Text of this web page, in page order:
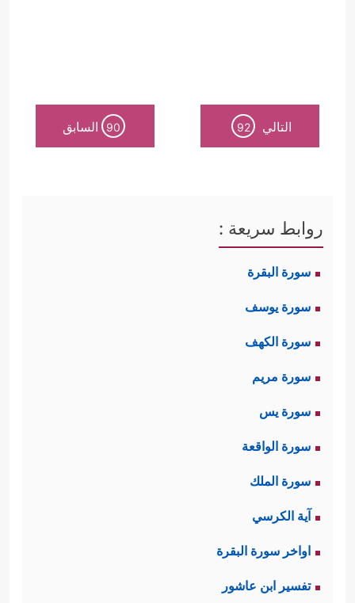
التالي 92
90 السابق
روابط سريعة :
سورة البقرة
سورة يوسف
سورة الكهف
سورة مريم
سورة يس
سورة الواقعة
سورة الملك
آية الكرسي
اواخر سورة البقرة
تفسير ابن عاشور